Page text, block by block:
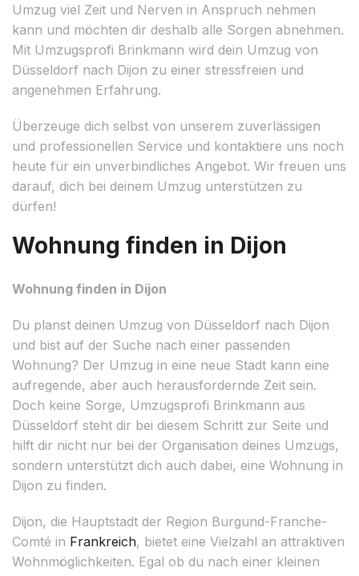
Umzug viel Zeit und Nerven in Anspruch nehmen
kann und möchten dir deshalb alle Sorgen abnehmen.
Mit Umzugsprofi Brinkmann wird dein Umzug von
Düsseldorf nach Dijon zu einer stressfreien und
angenehmen Erfahrung.
Überzeuge dich selbst von unserem zuverlässigen
und professionellen Service und kontaktiere uns noch
heute für ein unverbindliches Angebot. Wir freuen uns
darauf, dich bei deinem Umzug unterstützen zu
dürfen!
Wohnung finden in Dijon
Wohnung finden in Dijon
Du planst deinen Umzug von Düsseldorf nach Dijon
und bist auf der Suche nach einer passenden
Wohnung? Der Umzug in eine neue Stadt kann eine
aufregende, aber auch herausfordernde Zeit sein.
Doch keine Sorge, Umzugsprofi Brinkmann aus
Düsseldorf steht dir bei diesem Schritt zur Seite und
hilft dir nicht nur bei der Organisation deines Umzugs,
sondern unterstützt dich auch dabei, eine Wohnung in
Dijon zu finden.
Dijon, die Hauptstadt der Region Burgund-Franche-
Comté in Frankreich, bietet eine Vielzahl an attraktiven
Wohnmöglichkeiten. Egal ob du nach einer kleinen